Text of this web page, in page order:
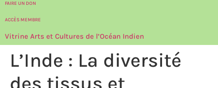
FAIRE UN DON
ACCÈS MEMBRE
Vitrine Arts et Cultures de l’Océan Indien
L’Inde : La diversité